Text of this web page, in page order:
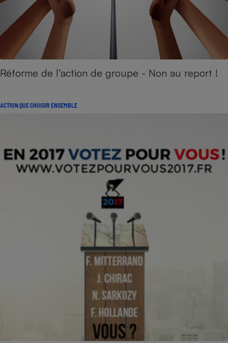
Réforme de l’action de groupe - Non au report !
ACTION QUE CHOISIR ENSEMBLE